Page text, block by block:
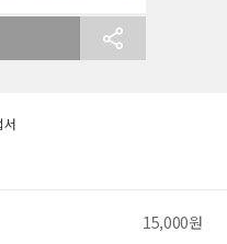
서
15,000원